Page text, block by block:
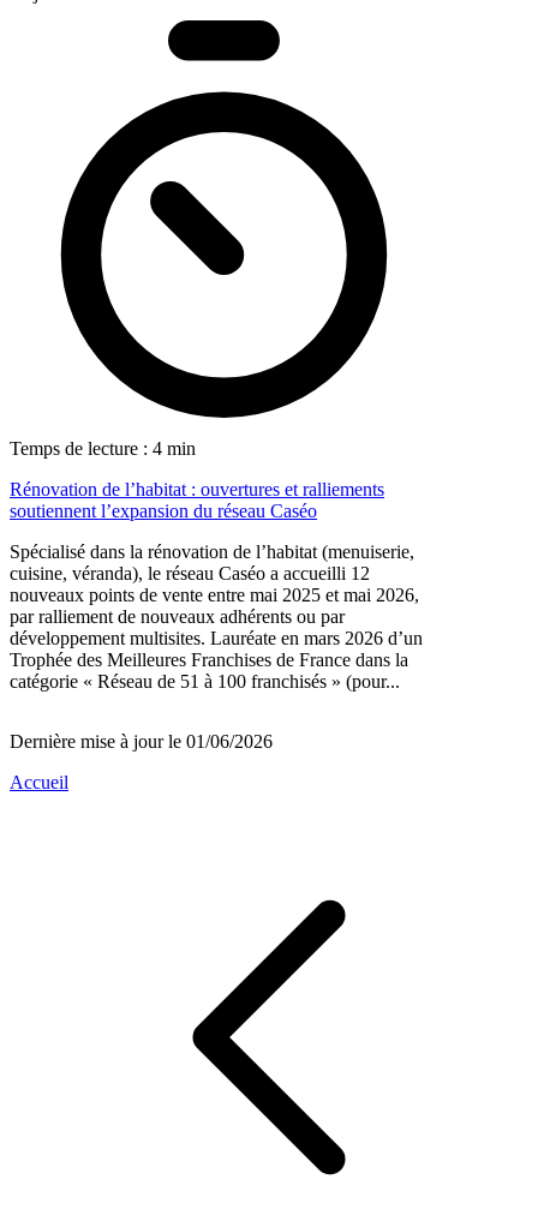
Temps de lecture : 4 min
Rénovation de l’habitat : ouvertures et ralliements
soutiennent l’expansion du réseau Caséo
Spécialisé dans la rénovation de l’habitat (menuiserie,
cuisine, véranda), le réseau Caséo a accueilli 12
nouveaux points de vente entre mai 2025 et mai 2026,
par ralliement de nouveaux adhérents ou par
développement multisites. Lauréate en mars 2026 d’un
Trophée des Meilleures Franchises de France dans la
catégorie « Réseau de 51 à 100 franchisés » (pour...
Dernière mise à jour le 01/06/2026
Accueil